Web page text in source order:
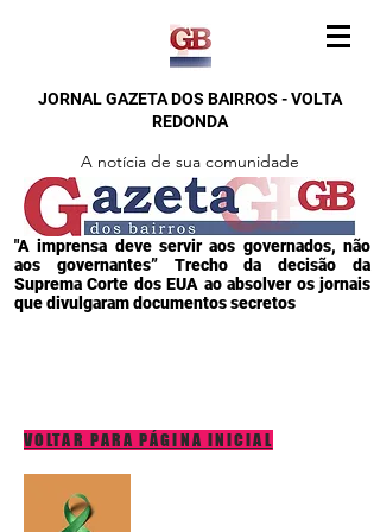
JORNAL GAZETA DOS BAIRROS - VOLTA
REDONDA
A notícia de sua comunidade
"A imprensa deve servir aos governados, não
aos governantes” Trecho da decisão da
Suprema Corte dos EUA ao absolver os jornais
que divulgaram documentos secretos
VOLTAR PARA PÁGINA INICIAL